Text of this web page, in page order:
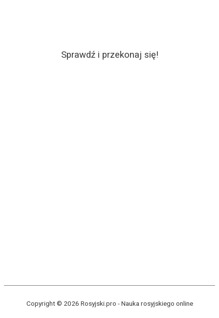
Sprawdź i przekonaj się!
Copyright © 2026 Rosyjski.pro -Nauka rosyjskiego online